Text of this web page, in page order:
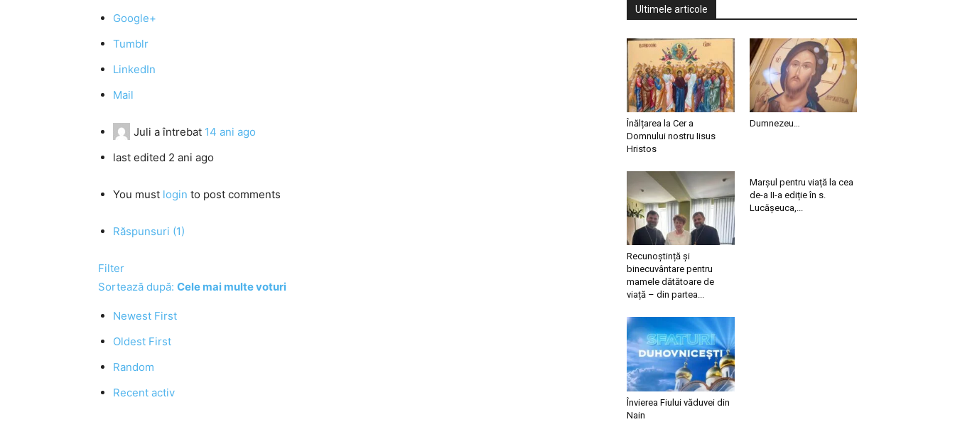
Google+
Tumblr
LinkedIn
Mail
Juli a întrebat 14 ani ago
last edited 2 ani ago
You must login to post comments
Răspunsuri (1)
Filter
Sortează după: Cele mai multe voturi
Newest First
Oldest First
Random
Recent activ
Ultimele articole
Înălțarea la Cer a
Domnului nostru Iisus
Hristos
Dumnezeu…
Recunoștință și
binecuvântare pentru
mamele dătătoare de
viață – din partea...
Marșul pentru viață la cea
de-a II-a ediție în s.
Lucășeuca,...
Învierea Fiului văduvei din
Nain